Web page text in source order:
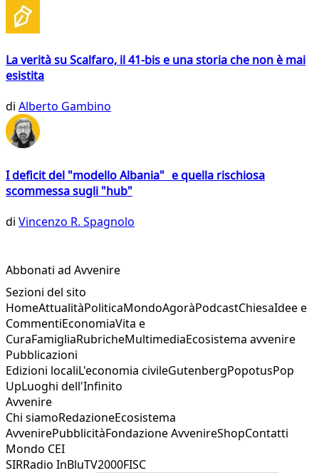
La verità su Scalfaro, il 41-bis e una storia che non è mai
esistita
di Alberto Gambino
I deficit del "modello Albania" e quella rischiosa
scommessa sugli "hub"
di Vincenzo R. Spagnolo
Abbonati ad Avvenire
Sezioni del sito
HomeAttualitàPoliticaMondoAgoràPodcastChiesaIdee e
CommentiEconomiaVita e
CuraFamigliaRubricheMultimediaEcosistema avvenire
Pubblicazioni
Edizioni localiL'economia civileGutenbergPopotusPop
UpLuoghi dell'Infinito
Avvenire
Chi siamoRedazioneEcosistema
AvvenirePubblicitàFondazione AvvenireShopContatti
Mondo CEI
SIRRadio InBluTV2000FISC